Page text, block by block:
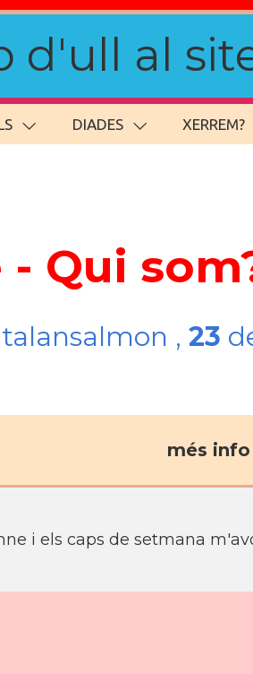
d'ull al
DIADES XERREM?
Qui
, 23
més info
i els caps de setmana